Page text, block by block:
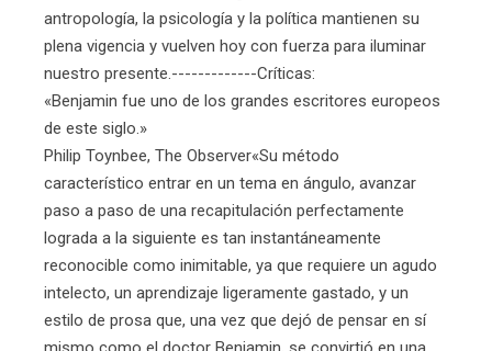
antropología, la psicología y la política mantienen su
plena vigencia y vuelven hoy con fuerza para iluminar
nuestro presente.-------------Críticas:
«Benjamin fue uno de los grandes escritores europeos
de este siglo.»
Philip Toynbee, The Observer«Su método
característico ­entrar en un tema en ángulo, avanzar
paso a paso de una recapitulación perfectamente
lograda a la siguiente­ es tan instantáneamente
reconocible como inimitable, ya que requiere un agudo
intelecto, un aprendizaje ligeramente gastado, y un
estilo de prosa que, una vez que dejó de pensar en sí